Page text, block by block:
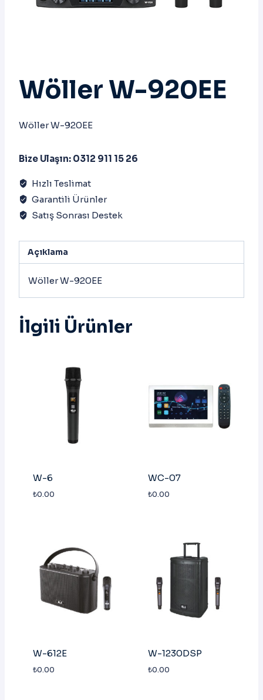
Wöller W-920EE
Wöller W-920EE
Bize Ulaşın: 0312 911 15 26
Hızlı Teslimat
Garantili Ürünler
Satış Sonrası Destek
Açıklama
Wöller W-920EE
İlgili Ürünler
W-6
₺0.00
WC-07
₺0.00
W-612E
₺0.00
W-1230DSP
₺0.00